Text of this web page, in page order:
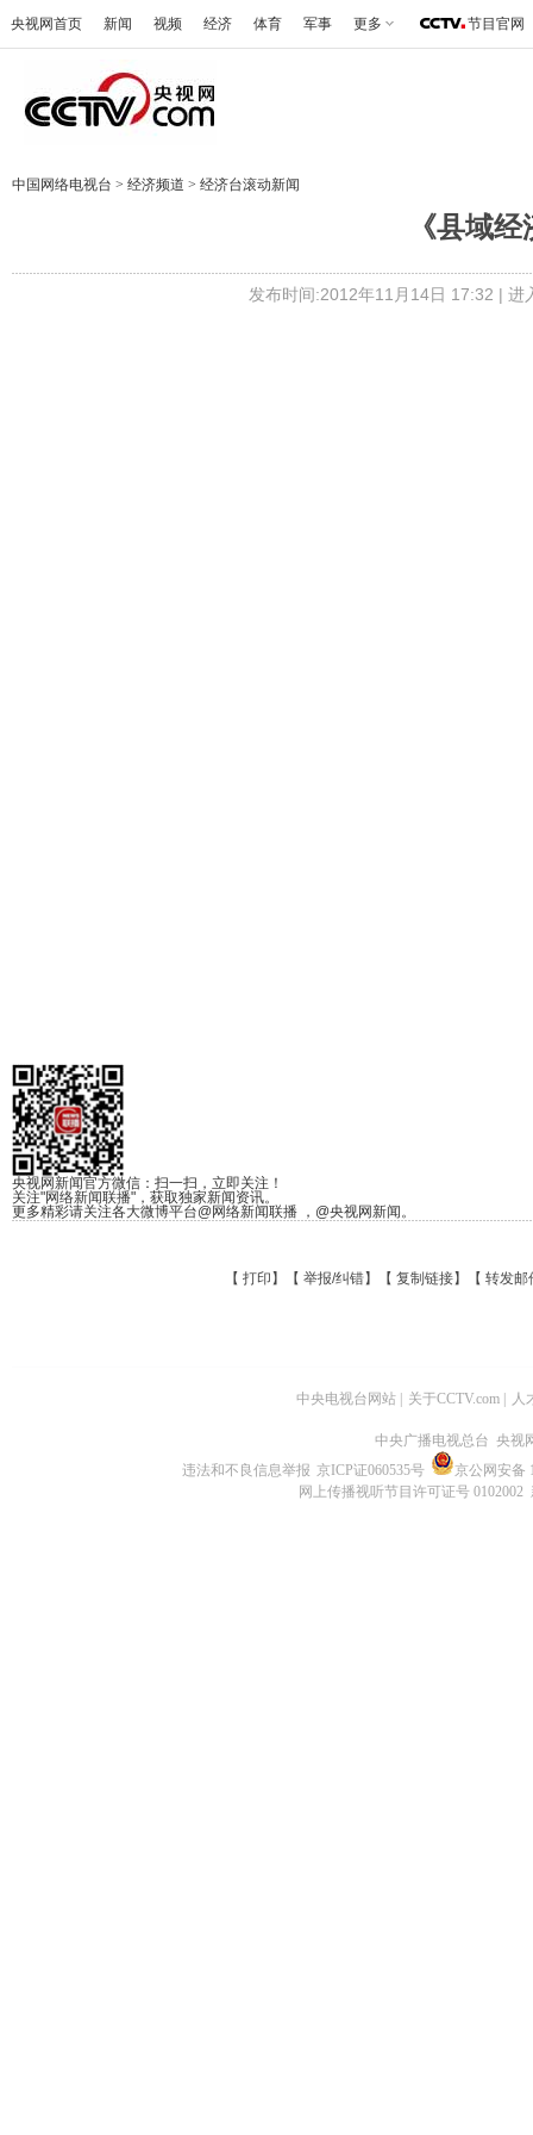
央视网首页 新闻 视频 经济 体育 军事 更多 节目官网
中国网络电视台 > 经济频道 > 经济台滚动新闻
《县域
发布时间:2012年11月14日 17:32 | 进
央视网新闻官方微信：扫一扫，立即关注！
关注"网络新闻联播"，获取独家新闻资讯。
更多精彩请关注各大微博平台@网络新闻联播 ，@央视网新闻。
【 打印 】【 举报/纠错】【 复制链接】【 转发邮
中央电视台网站 关于CCTV.com 人
中央广播电视总台 央视
违法和不良信息举报 京ICP证060535号
京公网安备
网上传播视听节目许可证号 0102002